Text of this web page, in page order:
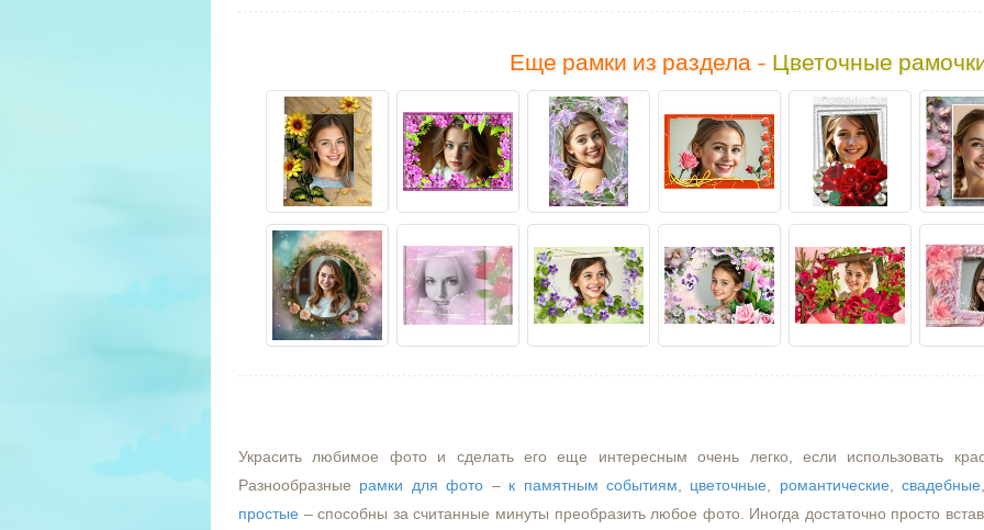
Еще рамки из раздела - Цветочные
Украсить любимое фото и сделать его еще интересным очень легко, если использовать
Разнообразные рамки для фото – к памятным событиям цветочные романтические ,свадебные
простые – способны за считанные минуты преобразить любое фото. Иногда достаточно просто